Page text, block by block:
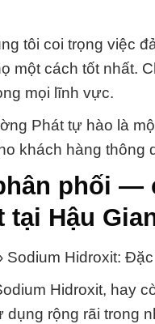
tôi coi trọng việc
một cách tốt nhất.
mọi lĩnh vực.
Phát tự hào là
khách hàng thông
phối —
Hậu
Sodium Hidroxit:
Hidroxit, hay
rộng rãi trong